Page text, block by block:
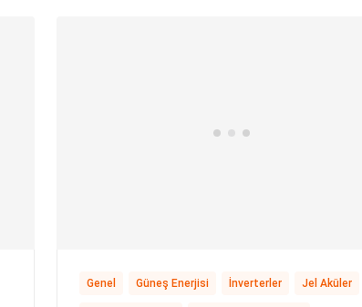
Genel Güneş Enerjisi İnverterler Jel Aküler